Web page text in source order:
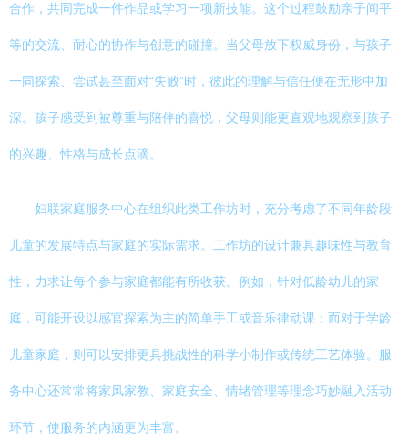
合作，共同完成一件作品或学习一项新技能。这个过程鼓励亲子间平
等的交流、耐心的协作与创意的碰撞。当父母放下权威身份，与孩子
一同探索、尝试甚至面对“失败”时，彼此的理解与信任便在无形中加
深。孩子感受到被尊重与陪伴的喜悦，父母则能更直观地观察到孩子
的兴趣、性格与成长点滴。
妇联家庭服务中心在组织此类工作坊时，充分考虑了不同年龄段
儿童的发展特点与家庭的实际需求。工作坊的设计兼具趣味性与教育
性，力求让每个参与家庭都能有所收获。例如，针对低龄幼儿的家
庭，可能开设以感官探索为主的简单手工或音乐律动课；而对于学龄
儿童家庭，则可以安排更具挑战性的科学小制作或传统工艺体验。服
务中心还常常将家风家教、家庭安全、情绪管理等理念巧妙融入活动
环节，使服务的内涵更为丰富。